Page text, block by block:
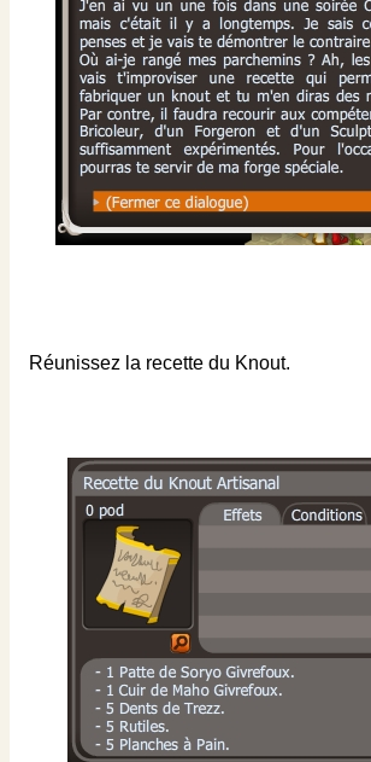
Réunissez la recette du Knout.